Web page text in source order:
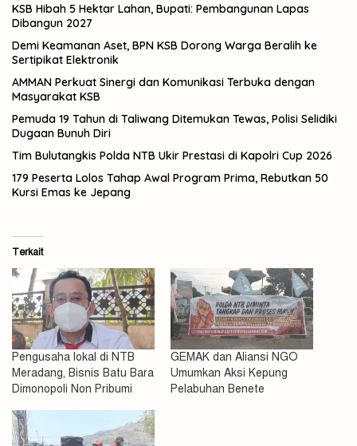
KSB Hibah 5 Hektar Lahan, Bupati: Pembangunan Lapas
Dibangun 2027
Demi Keamanan Aset, BPN KSB Dorong Warga Beralih ke
Sertipikat Elektronik
AMMAN Perkuat Sinergi dan Komunikasi Terbuka dengan
Masyarakat KSB
Pemuda 19 Tahun di Taliwang Ditemukan Tewas, Polisi Selidiki
Dugaan Bunuh Diri
Tim Bulutangkis Polda NTB Ukir Prestasi di Kapolri Cup 2026
179 Peserta Lolos Tahap Awal Program Prima, Rebutkan 50
Kursi Emas ke Jepang
Terkait
Pengusaha lokal di NTB
Meradang, Bisnis Batu Bara
Dimonopoli Non Pribumi
GEMAK dan Aliansi NGO
Umumkan Aksi Kepung
Pelabuhan Benete